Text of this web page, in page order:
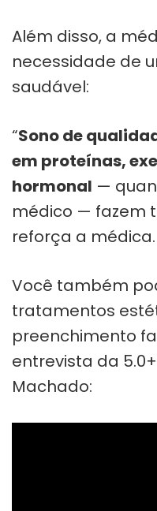
Além disso, a
necessidade de
saudável:
“Sono de
em proteínas,
hormonal —
médico — fazem
reforça a médica.
Você também
tratamentos
preenchimento
entrevista da
Machado: